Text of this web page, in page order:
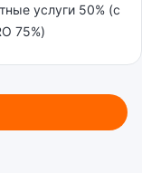
услуги 50% (с
75%)